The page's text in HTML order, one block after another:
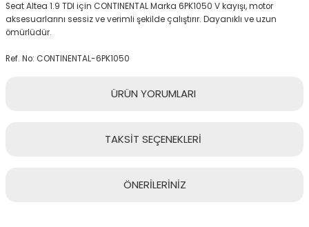
Seat Altea 1.9 TDI için CONTINENTAL Marka 6PK1050 V kayışı, motor
aksesuarlarını sessiz ve verimli şekilde çalıştırır. Dayanıklı ve uzun
ömürlüdür.
Ref. No: CONTINENTAL-6PK1050
ÜRÜN YORUMLARI
TAKSİT SEÇENEKLERİ
ÖNERİLERİNİZ